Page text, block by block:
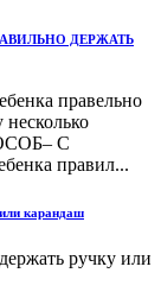
ДЕРЖАТЬ
правельно
С
правил...
карандаш
ручку или